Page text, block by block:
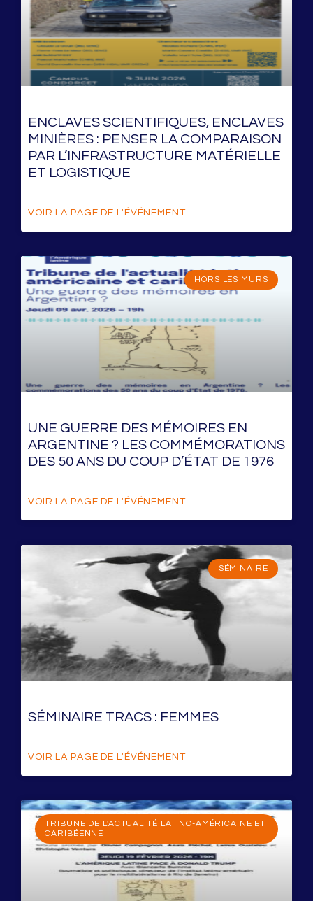
ENCLAVES SCIENTIFIQUES, ENCLAVES
MINIÈRES : PENSER LA COMPARAISON
PAR L’INFRASTRUCTURE MATÉRIELLE
ET LOGISTIQUE
VOIR LA PAGE DE L'ÉVÉNEMENT
HORS LES MURS
UNE GUERRE DES MÉMOIRES EN
ARGENTINE ? LES COMMÉMORATIONS
DES 50 ANS DU COUP D’ÉTAT DE 1976
VOIR LA PAGE DE L'ÉVÉNEMENT
SÉMINAIRE
SÉMINAIRE TRACS : FEMMES
VOIR LA PAGE DE L'ÉVÉNEMENT
TRIBUNE DE L'ACTUALITÉ LATINO-AMÉRICAINE ET
CARIBÉENNE